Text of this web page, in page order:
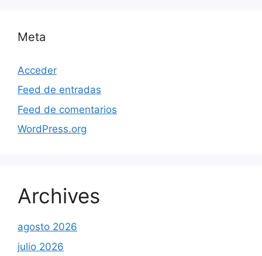
Meta
Acceder
Feed de entradas
Feed de comentarios
WordPress.org
Archives
agosto 2026
julio 2026